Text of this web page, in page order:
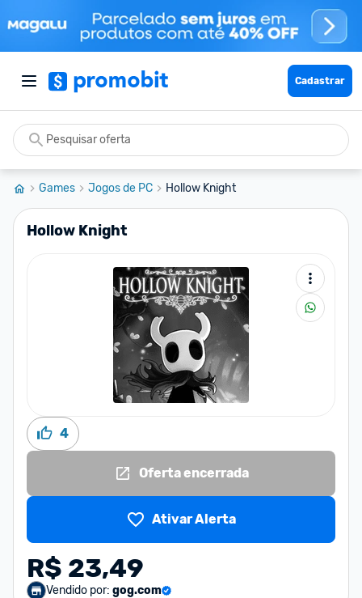
Cadastrar
Games Jogos de PC Hollow Knight
Hollow Knight
4
Oferta encerrada
Ativar Alerta
R$ 23,49
Vendido por: gog.com